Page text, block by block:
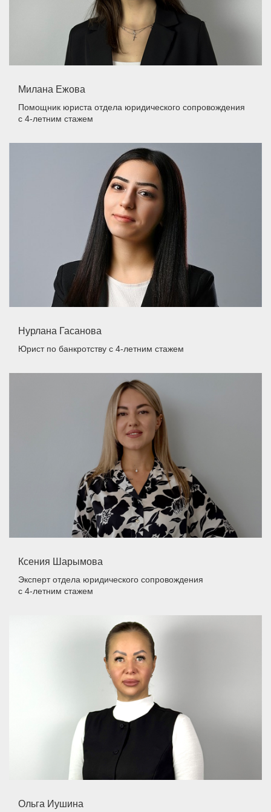
Милана Ежова
Помощник юриста отдела юридического сопровождения
с 4-летним стажем
Нурлана Гасанова
Юрист по банкротству с 4-летним стажем
Ксения Шарымова
Эксперт отдела юридического сопровождения
с 4-летним стажем
Ольга Иушина